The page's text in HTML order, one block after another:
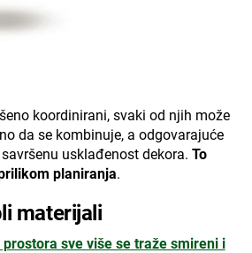
koordinirani, svaki od njih može
da se kombinuje, a odgovarajuće
usklađenost dekora. To
planiranja.
materijali
sve više se traže smireni i